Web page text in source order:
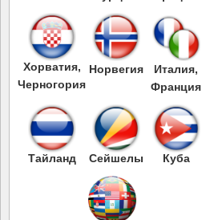
Хорватия,
Черногория
Норвегия
Италия,
Франция
Тайланд Сейшелы Куба